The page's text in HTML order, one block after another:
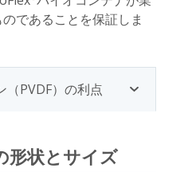
であることを保証しま
（PVDF）の利点
形状とサイズ